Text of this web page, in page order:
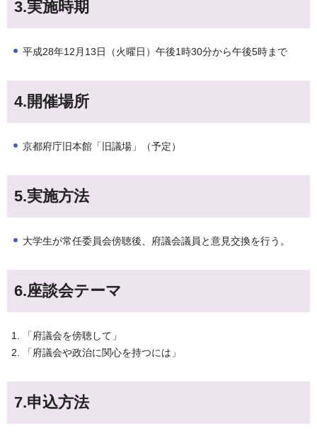
3.実施時期
平成28年12月13日（火曜日）午後1時30分から午後5時まで
4.開催場所
京都府庁旧本館「旧議場」（予定）
5.実施方法
大学生が常任委員会傍聴後、府議会議員と意見交換を行う。
6.座談会テーマ
「府議会を傍聴して」
「府議会や政治に関心を持つには」
7.申込方法